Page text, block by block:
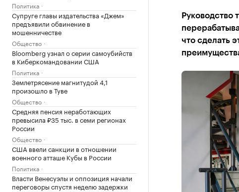
Политика
Супруге главы издательства «Джем»
предъявили обвинение в
мошенничестве
Общество
Bloomberg узнал о серии самоубийств
в Киберкомандовании США
Политика
Землетрясение магнитудой 4,1
произошло в Туве
Общество
Средняя пенсия неработающих
превысила ₽35 тыс. в семи регионах
России
Общество
США ввели санкции в отношении
военного атташе Кубы в России
Политика
Власти Венесуэлы и оппозиция начали
переговоры спустя неделю задержки
Руководство
что сделать